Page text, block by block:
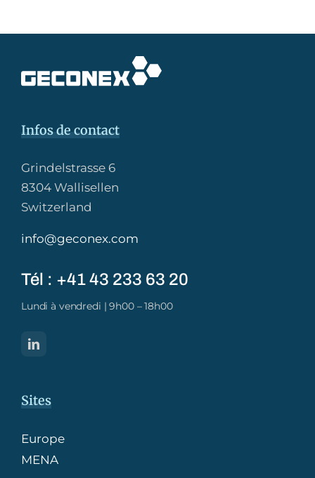
Infos de contact
Grindelstrasse 6
8304 Wallisellen
Switzerland
info@geconex.com
Tél : +41 43 233 63 20​
Lundi à vendredi | 9h00 – 18h00
Sites
Europe
MENA